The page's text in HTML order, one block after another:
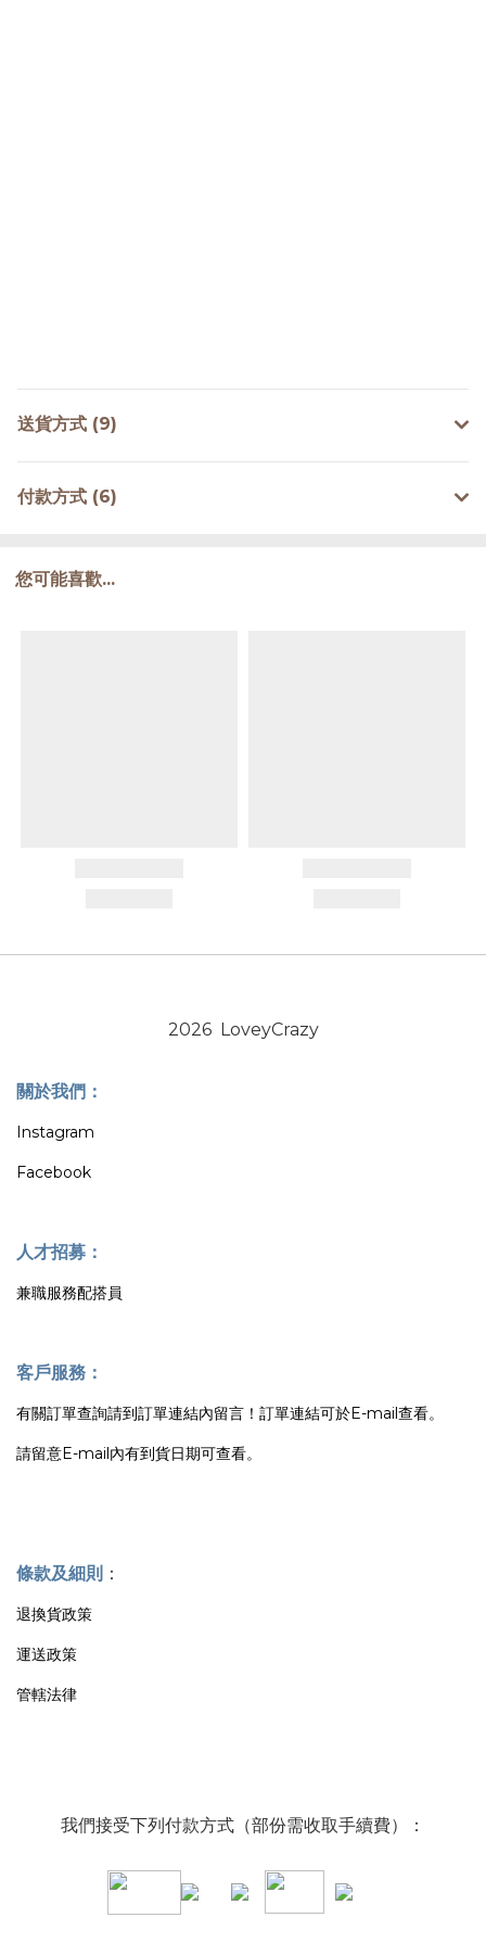
送貨方式 (9)
付款方式 (6)
您可能喜歡...
2026 LoveyCrazy
關於我們：
Instagram
Facebook
人才招募：
兼職服務配搭員
客戶服務：
有關訂單查詢請到訂單連結內留言！訂單連結可於E-mail查看。
請留意E-mail內有到貨日期可查看。
條款及細則 ：
退換貨政策
運送政策
管轄法律
我們接受下列付款方式（部份需收取手續費）：